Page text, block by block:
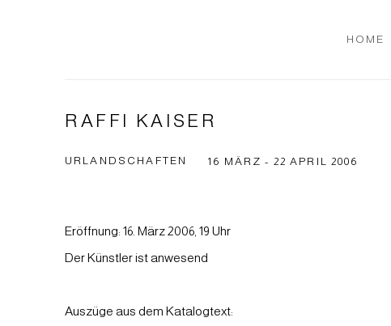
HOME
RAFFI KAISER
URLANDSCHAFTEN 16 MÄRZ - 22 APRIL 2006
Eröffnung: 16. März 2006, 19 Uhr
Der Künstler ist anwesend
Auszüge aus dem Katalogtext: